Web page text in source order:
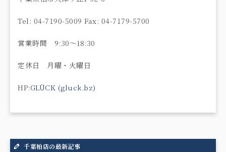
Tel: 04-7190-5009 Fax: 04-7179-5700
営業時間 9:30〜18:30
定休日 月曜・火曜日
HP:GLÜCK (gluck.bz)
千葉柏店の最新記事